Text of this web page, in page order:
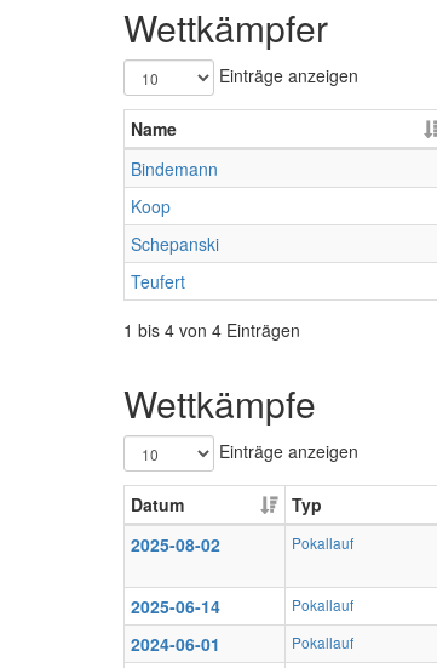
Wettkämpfer
Einträge anzeigen
Name
Bindemann
Koop
Schepanski
Teufert
1 bis 4 von 4 Einträgen
Wettkämpfe
Einträge anzeigen
Datum Typ
2025-08-02
Pokallauf
2025-06-14 Pokallauf
2024-06-01
Pokallauf